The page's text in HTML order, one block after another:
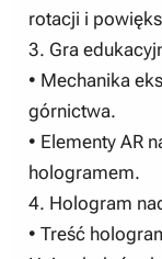
rotacji i
3. Gra
• Mechanika
górnictwa.
• Elementy AR
hologramem.
4. Hologram
• Treść